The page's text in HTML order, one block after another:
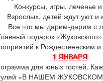
Конкурсы, игры, леченье
Взрослых, детей ждут уют и
Все что мы дарим-дарим с
подарок
к Рождественским
1 ЯНВАРЯ
для юных гостей.
«В НАШЕМ